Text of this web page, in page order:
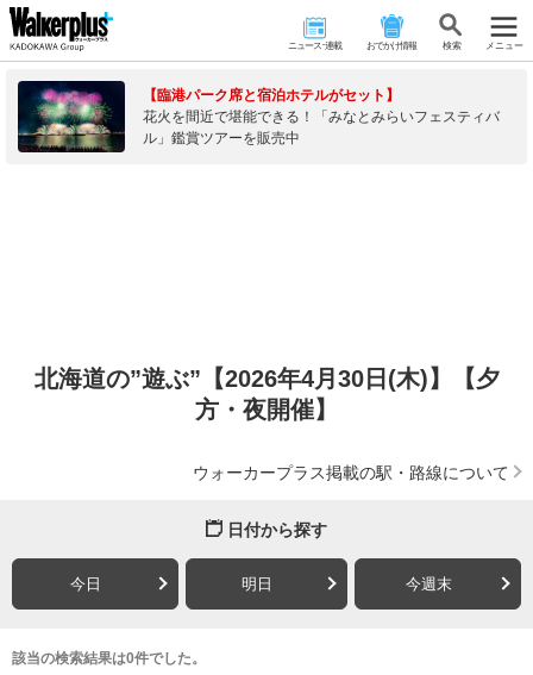
ニュース･連載 おでかけ情報 検 索 メニュー
【臨港パーク席と宿泊ホテルがセット】
花火を間近で堪能できる！「みなとみらいフェスティバ
ル」鑑賞ツアーを販売中
北海道の”遊ぶ”【2026年4月30日(木)】【夕
方・夜開催】
ウォーカープラス掲載の駅・路線について
日付から探す
今日 明日 今週末
該当の検索結果は0件でした。